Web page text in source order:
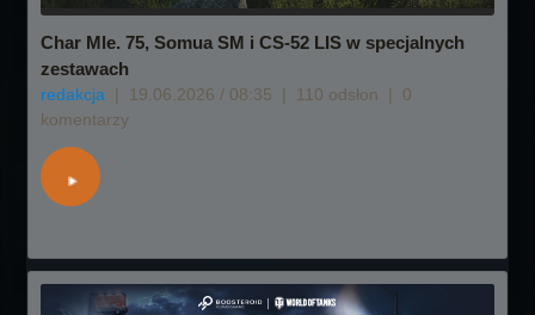
Char Mle. 75, Somua SM i CS-52 LIS w specjalnych
zestawach
redakcja | 19.06.2026 / 08:35 | 110 odsłon |
0
komentarzy